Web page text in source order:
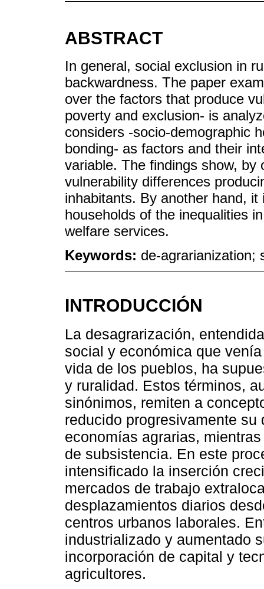
ABSTRACT
In general, social exclusion in
backwardness. The paper
over the factors that produce
poverty and exclusion- is
considers -socio-demographic
bonding- as factors and their
variable. The findings show,
vulnerability differences
inhabitants. By another hand,
households of the inequalities
welfare services.
Keywords: de-agrarianization;
INTRODUCCIÓN
La desagrarización,
social y económica que
vida de los pueblos, ha
y ruralidad. Estos términos,
sinónimos, remiten a
reducido progresivamente
economías agrarias,
de subsistencia. En este
intensificado la inserción
mercados de trabajo
desplazamientos diarios
centros urbanos laborales.
industrializado y aumentado
incorporación de capital y
agricultores.